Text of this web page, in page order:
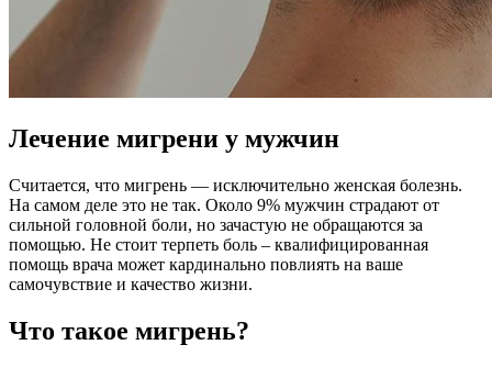
Лечение мигрени у мужчин
Считается, что мигрень — исключительно женская болезнь.
На самом деле это не так. Около 9% мужчин страдают от
сильной головной боли, но зачастую не обращаются за
помощью. Не стоит терпеть боль – квалифицированная
помощь врача может кардинально повлиять на ваше
самочувствие и качество жизни.
Что такое мигрень?